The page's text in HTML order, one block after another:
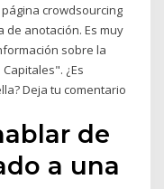
crowdsourcing
anotación. Es muy
sobre la
¿Es
Deja tu comentario
de
a una